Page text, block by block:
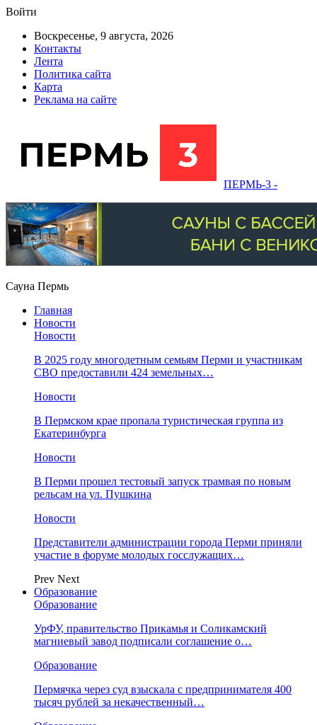
Войти
Воскресенье, 9 августа, 2026
Контакты
Лента
Политика сайта
Карта
Реклама на сайте
ПЕРМЬ-3 -
Сауна Пермь
Главная
Новости
Новости
В 2025 году многодетным семьям Перми и участникам
СВО предоставили 424 земельных…
Новости
​В Пермском крае пропала туристическая группа из
Екатеринбурга
Новости
В Перми прошел тестовый запуск трамвая по новым
рельсам на ул. Пушкина
Новости
Представители администрации города Перми приняли
участие в форуме молодых госслужащих…
Prev Next
Образование
Образование
УрФУ, правительство Прикамья и Соликамский
магниевый завод подписали соглашение о…
Образование
Пермячка через суд взыскала с предпринимателя 400
тысяч рублей за некачественный…